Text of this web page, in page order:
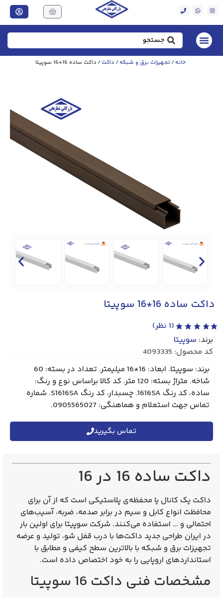
خانه/تجهیزات برق و شبکه/ داکت/ داکت ساده 16*16 سوپیتا
داکت ساده 16*16 سوپیتا
(
1 نظر)
برند: سوپیتا
کد محصول: 4093335
برند: سوپیتا. ابعاد: 16*16 میلیمتر. تعداد در بسته: 60
شاخه. متراژ بسته: 120 متر. کد کالا براساس نوع و رنگ:
ساده، کد رنگ 1616SA. چسبدار، کد رنگ S1616SA. شماره
تماس جهت استعلام و هماهنگی: 0905565027.
تماس بگیرید
داکت ساده 16 در 16
داکت یک کانال یا محفظه‌ی پلاستیکی است که از آن برای
محافظت انواع کابل و سیم در برابر صدمه، ضربه، آسیب‌های
احتمالی و … استفاده می‌کنند. شرکت سوپیتا برای اولین بار
در ایران طراحی جدید داکت‌ها با درب قفل شو، تولید و عرضه
تجهیزات برق و شبکه با بالاترین سطح کیفی و مطابق با
استانداردهای اروپایی را به خود اختصاص داده است.
مشخصات فنی داکت 16 سوپیتا